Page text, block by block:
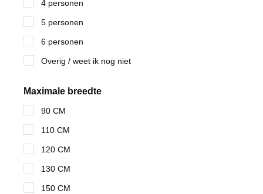
4 personen
5 personen
6 personen
Overig / weet ik nog niet
Maximale breedte
90 CM
110 CM
120 CM
130 CM
150 CM